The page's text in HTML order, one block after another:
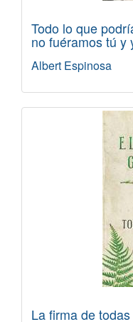
Todo lo que
no fuéramos tú y
Albert Espinosa
La firma de